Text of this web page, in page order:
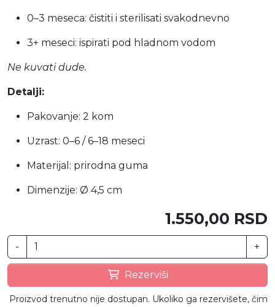
0–3 meseca: čistiti i sterilisati svakodnevno
3+ meseci: ispirati pod hladnom vodom
Ne kuvati dude.
Detalji:
Pakovanje: 2 kom
Uzrast: 0–6 / 6–18 meseci
Materijal: prirodna guma
Dimenzije: Ø 4,5 cm
1.550,00 RSD
- +
Rezerviši
Proizvod trenutno nije dostupan. Ukoliko ga rezervišete, čim